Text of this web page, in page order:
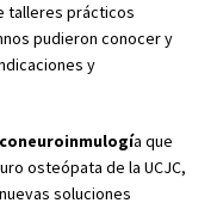
talleres prácticos
pudieron conocer y
y
a que
osteópata de la UCJC,
soluciones